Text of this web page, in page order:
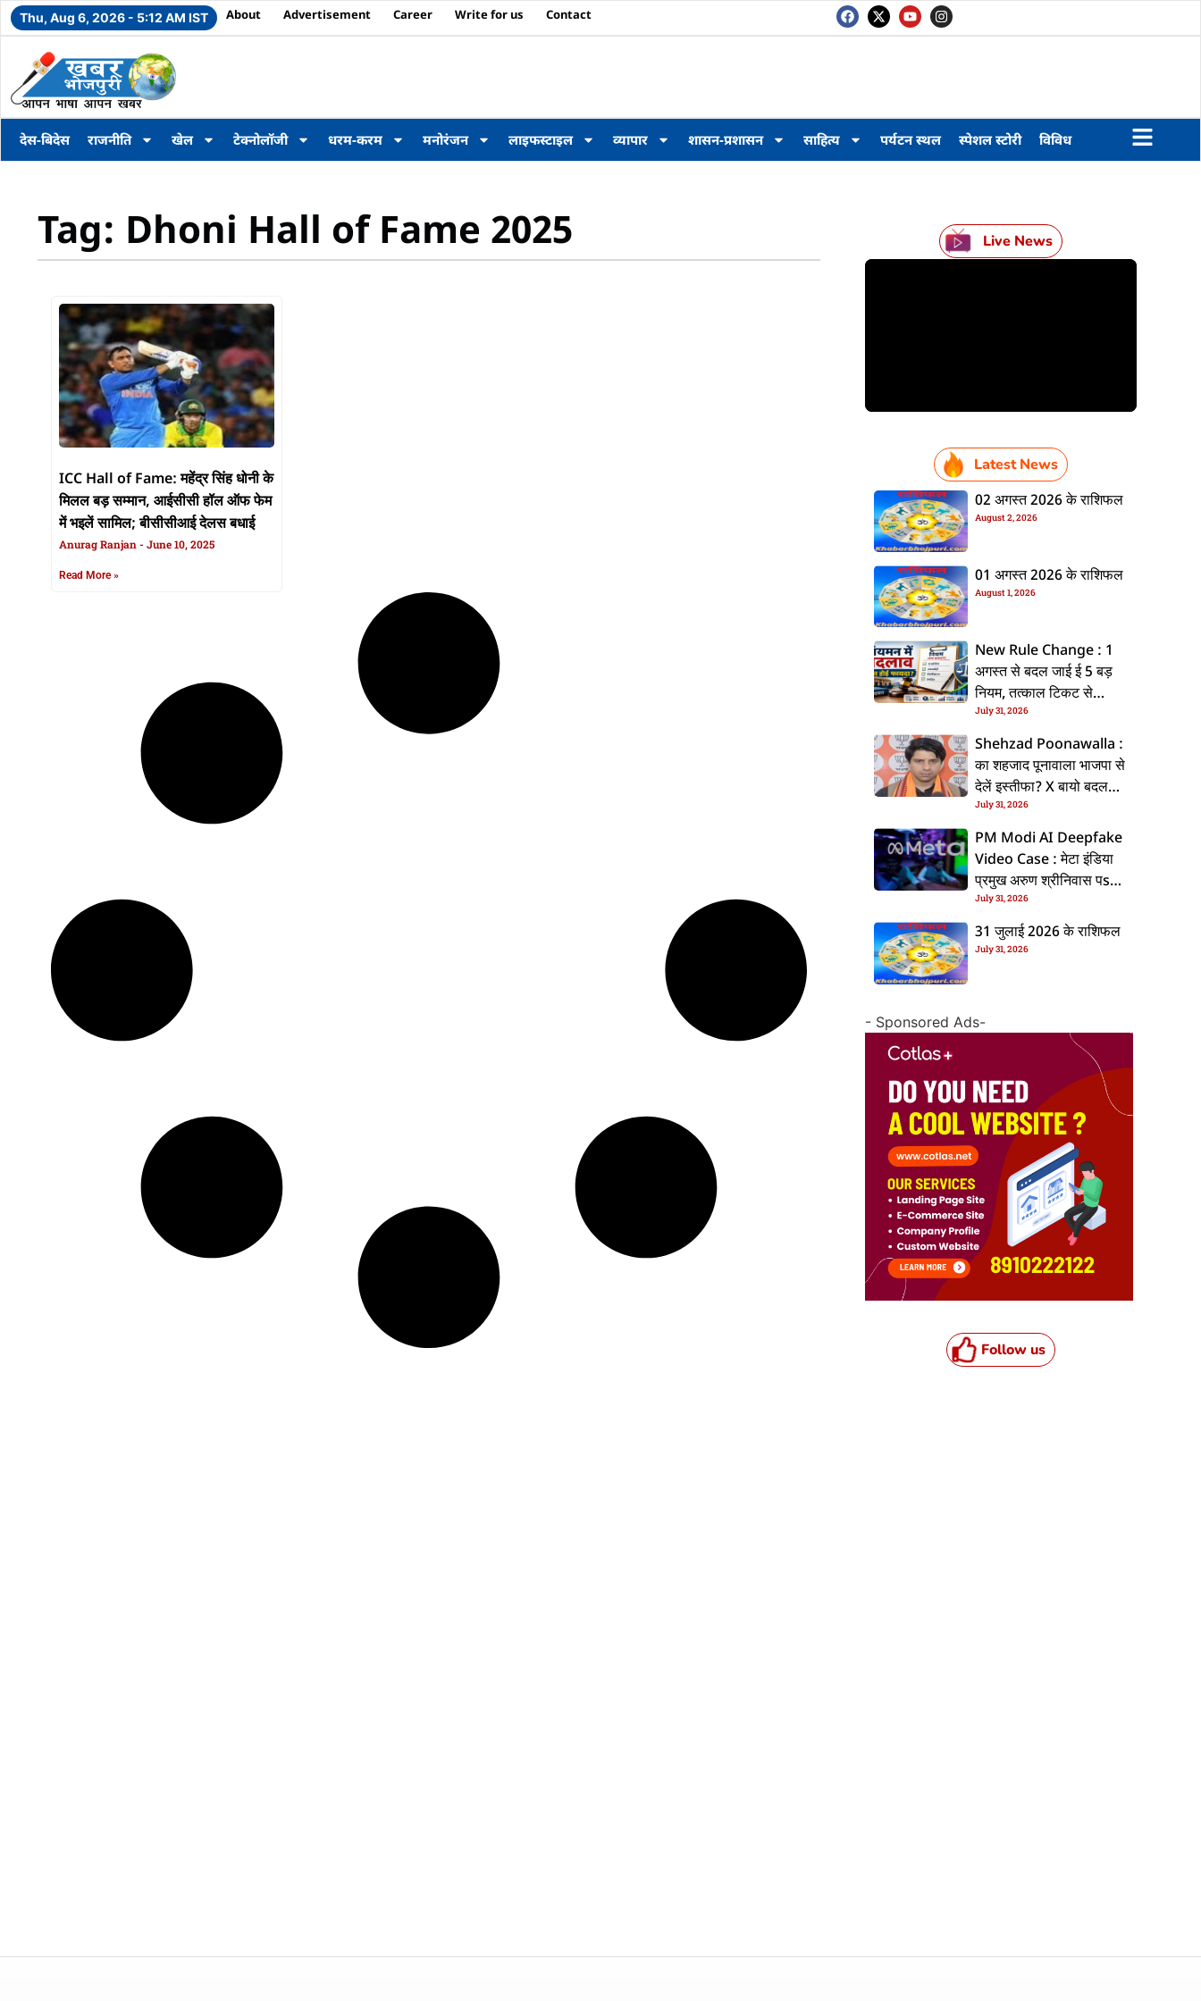
Thu, Aug 6, 2026 - 5:12 AM IST About Advertisement Career Write for us Contact
देस-बिदेस राजनीति खेल टेक्नोलॉजी धरम-करम मनोरंजन लाइफस्टाइल व्यापार शासन-प्रशासन साहित्य पर्यटन स्थल स्पेशल स्टोरी विविध
Tag: Dhoni Hall of Fame 2025
ICC Hall of Fame: महेंद्र सिंह धोनी के
मिलल बड़ सम्मान, आईसीसी हॉल ऑफ फेम
में भइलें सामिल; बीसीसीआई देलस बधाई
Anurag Ranjan June 10, 2025
Read More »
Live News
Latest News
02 अगस्त 2026 के राशिफल
August 2, 2026
01 अगस्त 2026 के राशिफल
August 1, 2026
New Rule Change : 1
अगस्त से बदल जाई ई 5 बड़
नियम, तत्काल टिकट से
CKYC तक जानीं नया अपडेट
July 31, 2026
Shehzad Poonawalla :
का शहजाद पूनावाला भाजपा से
देलें इस्तीफा? X बायो बदलला
के बाद बढ़ल चरचा, जानीं पूरा
ममिला
July 31, 2026
PM Modi AI Deepfake
Video Case : मेटा इंडिया
प्रमुख अरुण श्रीनिवास पs
एफआईआर, जानीं पूरा ममिला
July 31, 2026
31 जुलाई 2026 के राशिफल
July 31, 2026
- Sponsored Ads-
Follow us